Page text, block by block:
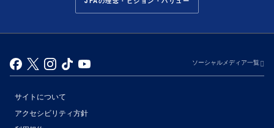
ソーシャルメディア一覧
サイトについて
アクセシビリティ方針